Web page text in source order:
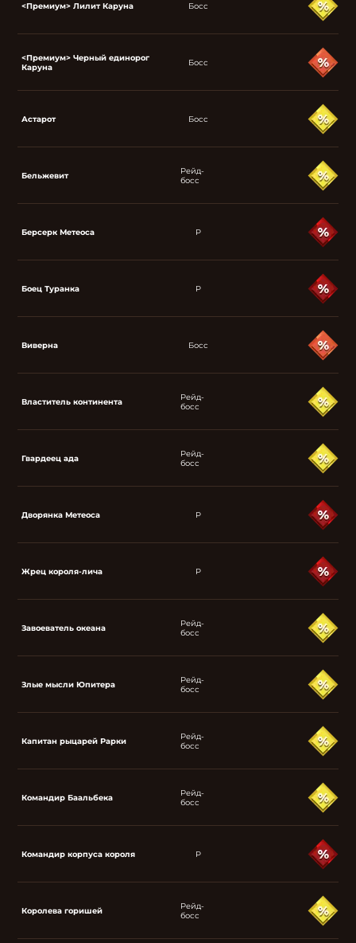
<Премиум> Лилит Каруна Босс
<Премиум> Черный единорог
Каруна
Босс
Астарот Босс
Бельжевит
Рейд-
босс
Берсерк Метеоса P
Боец Туранка P
Виверна Босс
Властитель континента
Рейд-
босс
Гвардеец ада
Рейд-
босс
Дворянка Метеоса P
Жрец короля-лича P
Завоеватель океана
Рейд-
босс
Злые мысли Юпитера
Рейд-
босс
Капитан рыцарей Рарки
Рейд-
босс
Командир Баальбека
Рейд-
босс
Командир корпуса короля P
Королева горишей
Рейд-
босс